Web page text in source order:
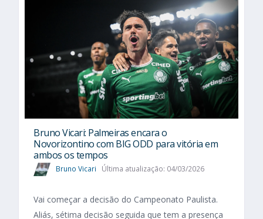
Bruno Vicari: Palmeiras encara o
Novorizontino com BIG ODD para vitória em
ambos os tempos
Bruno Vicari Última atualização: 04/03/2026
Vai começar a decisão do Campeonato Paulista.
Aliás, sétima decisão seguida que tem a presença